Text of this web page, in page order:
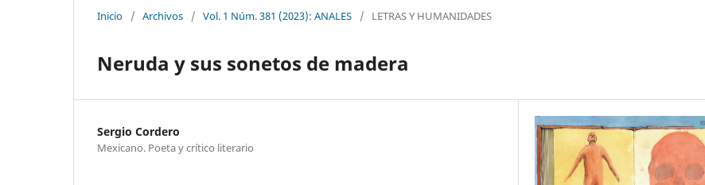
Inicio / Archivos / Vol. 1 Núm. 381 (2023): ANALES / LETRAS Y HUMANIDADES
Neruda y sus sonetos de madera
Sergio Cordero
Mexicano. Poeta y crítico literario